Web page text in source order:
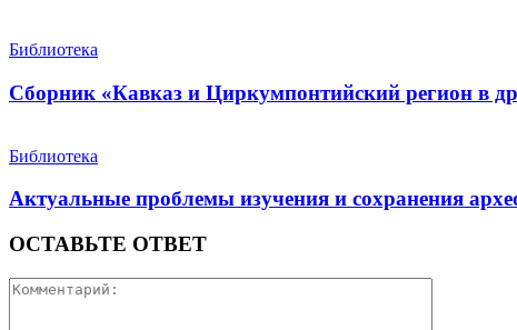
Библиотека
Сборник «Кавказ и Циркумпонтийский регион в
Библиотека
Актуальные проблемы изучения и сохранения
ОСТАВЬТЕ ОТВЕТ